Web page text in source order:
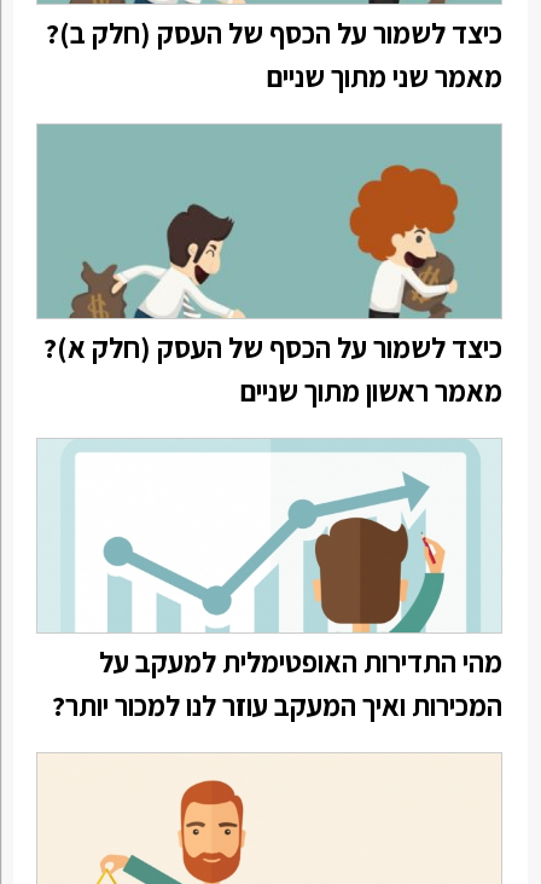
כיצד לשמור על הכסף של העסק (חלק ב)?
מאמר שני מתוך שניים
כיצד לשמור על הכסף של העסק (חלק א)?
מאמר ראשון מתוך שניים
מהי התדירות האופטימלית למעקב על
המכירות ואיך המעקב עוזר לנו למכור יותר?